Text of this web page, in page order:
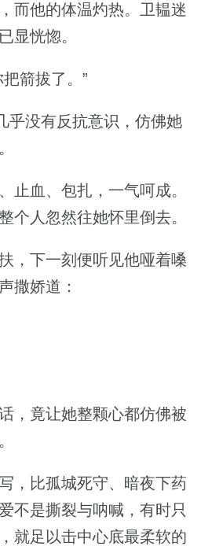
而他的体温灼热。卫韫迷
显恍惚。
箭拔了。”
乎没有反抗意识，仿佛她
止血、包扎，一气呵成。
个人忽然往她怀里倒去。
，下一刻便听见他哑着嗓
撒娇道：
，竟让她整颗心都仿佛被
，比孤城死守、暗夜下药
不是撕裂与呐喊，有时只
就足以击中心底最柔软的